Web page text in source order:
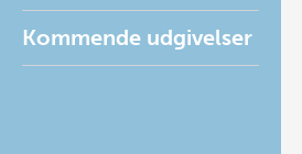
Kommende udgivelser